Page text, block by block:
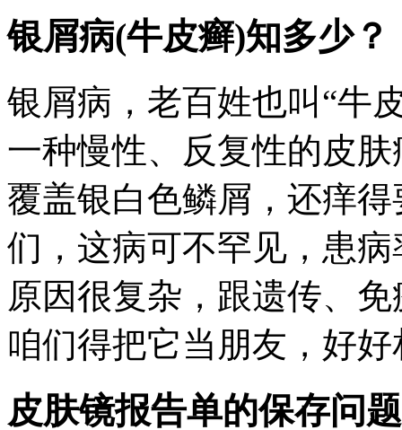
银屑病(牛皮癣)知多少？
银屑病，老百姓也叫“牛
一种慢性、反复性的皮
覆盖银白色鳞屑，还痒
们，这病可不罕见，患
原因很复杂，跟遗传、
咱们得把它当朋友，好
皮肤镜报告单的保存问题